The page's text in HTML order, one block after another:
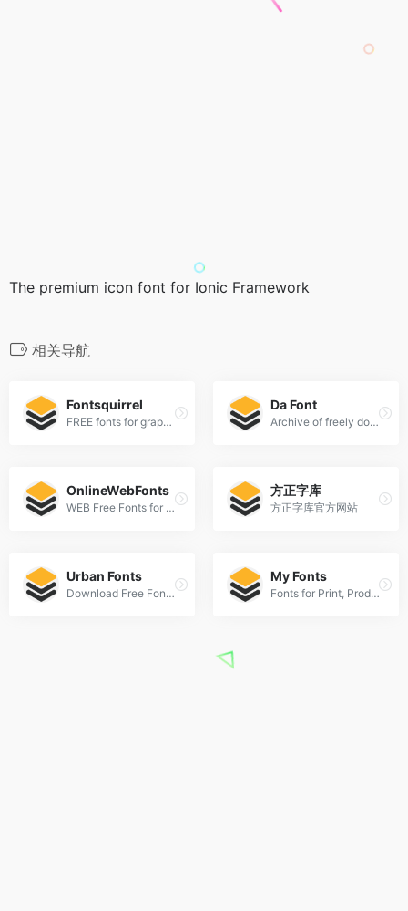
The premium icon font for Ionic Framework
相关导航
Fontsquirrel
FREE fonts for graphic designers
Da Font
Archive of freely downloadable fonts.
OnlineWebFonts
WEB Free Fonts for Windows and Mac / Font free Download
方正字库
方正字库官方网站
Urban Fonts
Download Free Fonts and Free Dingbats.
My Fonts
Fonts for Print, Products & Screens